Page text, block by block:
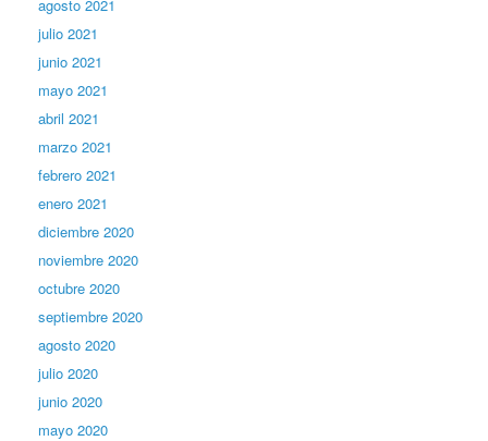
agosto 2021
julio 2021
junio 2021
mayo 2021
abril 2021
marzo 2021
febrero 2021
enero 2021
diciembre 2020
noviembre 2020
octubre 2020
septiembre 2020
agosto 2020
julio 2020
junio 2020
mayo 2020